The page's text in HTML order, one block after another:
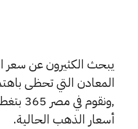
المعادن التي تحظى
أسعار الذهب الحالية.